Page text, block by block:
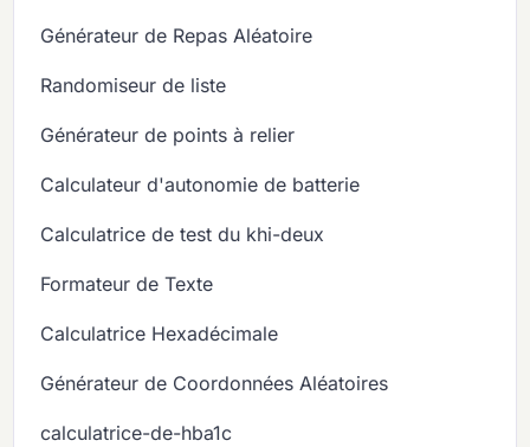
Générateur de Repas Aléatoire
Randomiseur de liste
Générateur de points à relier
Calculateur d'autonomie de batterie
Calculatrice de test du khi-deux
Formateur de Texte
Calculatrice Hexadécimale
Générateur de Coordonnées Aléatoires
calculatrice-de-hba1c